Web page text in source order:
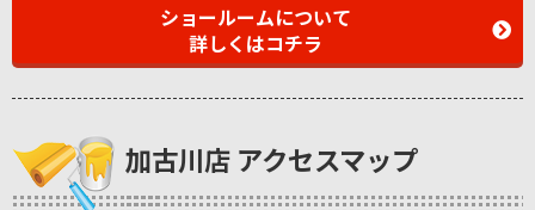
ショールームについて
詳しくはコチラ
加古川店 アクセスマップ